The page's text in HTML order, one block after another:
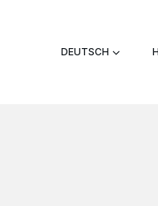
DEUTSCH